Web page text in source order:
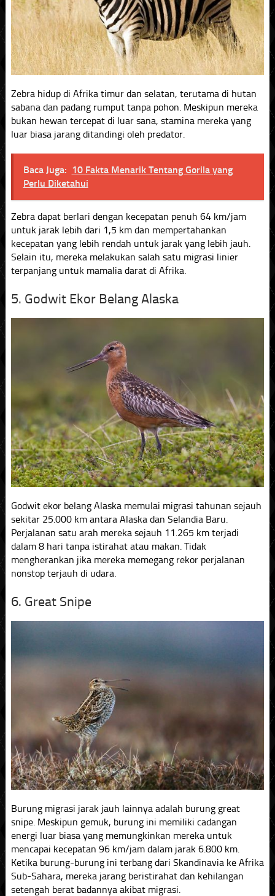
Zebra hidup di Afrika timur dan selatan, terutama di hutan
sabana dan padang rumput tanpa pohon. Meskipun mereka
bukan hewan tercepat di luar sana, stamina mereka yang
luar biasa jarang ditandingi oleh predator.
Baca Juga: 10 Fakta Menarik Tentang Gorila yang
Perlu Diketahui
Zebra dapat berlari dengan kecepatan penuh 64 km/jam
untuk jarak lebih dari 1,5 km dan mempertahankan
kecepatan yang lebih rendah untuk jarak yang lebih jauh.
Selain itu, mereka melakukan salah satu migrasi linier
terpanjang untuk mamalia darat di Afrika.
5. Godwit Ekor Belang Alaska
Godwit ekor belang Alaska memulai migrasi tahunan sejauh
sekitar 25.000 km antara Alaska dan Selandia Baru.
Perjalanan satu arah mereka sejauh 11.265 km terjadi
dalam 8 hari tanpa istirahat atau makan. Tidak
mengherankan jika mereka memegang rekor perjalanan
nonstop terjauh di udara.
6. Great Snipe
Burung migrasi jarak jauh lainnya adalah burung great
snipe. Meskipun gemuk, burung ini memiliki cadangan
energi luar biasa yang memungkinkan mereka untuk
mencapai kecepatan 96 km/jam dalam jarak 6.800 km.
Ketika burung-burung ini terbang dari Skandinavia ke Afrika
Sub-Sahara, mereka jarang beristirahat dan kehilangan
setengah berat badannya akibat migrasi.